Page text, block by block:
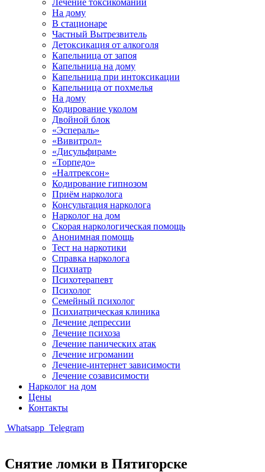
Лечение токсикомании
На дому
В стационаре
Частный Вытрезвитель
Детоксикация от алкоголя
Капельница от запоя
Капельница на дому
Капельница при интоксикации
Капельница от похмелья
На дому
Кодирование уколом
Двойной блок
«Эспераль»
«Вивитрол»
«Дисульфирам»
«Торпедо»
«Налтрексон»
Кодирование гипнозом
Приём нарколога
Консультация нарколога
Нарколог на дом
Скорая наркологическая помощь
Анонимная помощь
Тест на наркотики
Справка нарколога
Психиатр
Психотерапевт
Психолог
Семейный психолог
Психиатрическая клиника
Лечение депрессии
Лечение психоза
Лечение панических атак
Лечение игромании
Лечение-интернет зависимости
Лечение созависимости
Нарколог на дом
Цены
Контакты
Whatsapp Telegram
Снятие ломки в Пятигорске